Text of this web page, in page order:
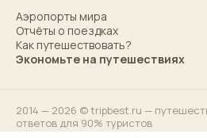
Аэропорты мира
Отчёты о поездках
Как путешествовать?
Экономьте на путешествиях
2014 — 2026 © tripbest.ru —
ответов для 90% туристов